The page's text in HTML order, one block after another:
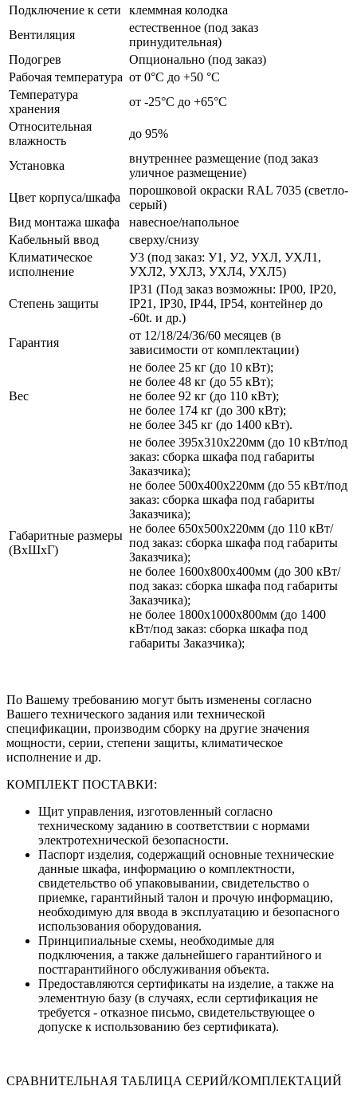
Подключение к сети
клеммная колодка
Вентиляция
естественное (под заказ
принудительная)
Подогрев
Опционально (под заказ)
Рабочая температура от 0°C до +50 °C
Температура
хранения
от -25°C до +65°C
Относительная
влажность
до 95%
Установка
внутреннее размещение (под заказ
уличное размещение)
Цвет корпуса/шкафа
порошковой окраски RAL 7035 (светло-
серый)
Вид монтажа шкафа
навесное/напольное
Кабельный ввод
сверху/снизу
Климатическое
исполнение
У3 (под заказ: У1, У2, УХЛ, УХЛ1,
УХЛ2, УХЛ3, УХЛ4, УХЛ5)
Степень защиты
IP31 (Под заказ возможны: IP00, IP20,
IP21, IP30, IP44, IP54, контейнер до
-60t. и др.)
Гарантия
от 12/18/24/36/60 месяцев (в
зависимости от комплектации)
Вес
не более 25 кг (до 10 кВт);
не более 48 кг (до 55 кВт);
не более 92 кг (до 110 кВт);
не более 174 кг (до 300 кВт);
не более 345 кг (до 1400 кВт).
Габаритные размеры
(ВхШхГ)
не более 395х310х220мм (до 10 кВт/под
заказ: сборка шкафа под габариты
Заказчика);
не более 500х400х220мм (до 55 кВт/под
заказ: сборка шкафа под габариты
Заказчика);
не более 650х500х220мм (до 110 кВт/
под заказ: сборка шкафа под габариты
Заказчика);
не более 1600х800х400мм (до 300 кВт/
под заказ: сборка шкафа под габариты
Заказчика);
не более 1800х1000х800мм (до 1400
кВт/под заказ: сборка шкафа под
габариты Заказчика);
По Вашему требованию могут быть изменены согласно
Вашего технического задания или технической
спецификации, производим сборку на другие значения
мощности, серии, степени защиты, климатическое
исполнение и др.
КОМПЛЕКТ ПОСТАВКИ:
Щит управления, изготовленный согласно
техническому заданию в соответствии с нормами
электротехнической безопасности.
Паспорт изделия, содержащий основные технические
данные шкафа, информацию о комплектности,
свидетельство об упаковывании, свидетельство о
приемке, гарантийный талон и прочую информацию,
необходимую для ввода в эксплуатацию и безопасного
использования оборудования.
Принципиальные схемы, необходимые для
подключения, а также дальнейшего гарантийного и
постгарантийного обслуживания объекта.
Предоставляются сертификаты на изделие, а также на
элементную базу (в случаях, если сертификация не
требуется - отказное письмо, свидетельствующее о
допуске к использованию без сертификата).
СРАВНИТЕЛЬНАЯ ТАБЛИЦА СЕРИЙ/КОМПЛЕКТАЦИЙ